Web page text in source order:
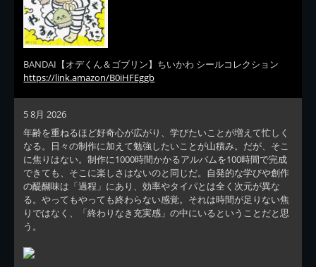
BANDAI【オデくん＆ゴブリン】ちいかわ シールコレクション
https://link.amazon/B0iHFEggb
5 8月 2026
年齢を重ねるほど好奇心が広がり、学びたいことが増えて忙しく
なる。日々の制作に加えて勉強したいことが山積み。だが、そこ
に焦りはない。制作に1000時間かかるアルバムを100時間で完成
できても、そこに楽しさはないのと同じだ。自発的な学びや創作
の醍醐味は「過程」にあり、効率やタイパとは全く次元が異な
る。やってもやっても終わらない感覚。それは時間が足りない焦
りではなく、「終わりなき充実感」の中にいるということだと思
う。